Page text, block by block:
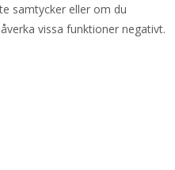
samtycker eller om du
vissa funktioner negativt.